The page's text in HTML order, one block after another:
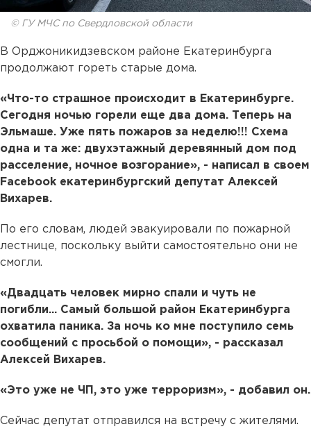
© ГУ МЧС по Свердловской области
В Орджоникидзевском районе Екатеринбурга
продолжают гореть старые дома.
«Что-то страшное происходит в Екатеринбурге.
Сегодня ночью горели еще два дома. Теперь на
Эльмаше. Уже пять пожаров за неделю!!! Схема
одна и та же: двухэтажный деревянный дом под
расселение, ночное возгорание», - написал в своем
Facebook екатеринбургский депутат Алексей
Вихарев.
По его словам, людей эвакуировали по пожарной
лестнице, поскольку выйти самостоятельно они не
смогли.
«Двадцать человек мирно спали и чуть не
погибли... Самый большой район Екатеринбурга
охватила паника. За ночь ко мне поступило семь
сообщений с просьбой о помощи», - рассказал
Алексей Вихарев.
«Это уже не ЧП, это уже терроризм», - добавил он.
Сейчас депутат отправился на встречу с жителями.